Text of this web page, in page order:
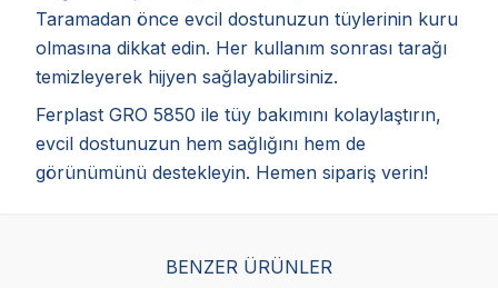
Taramadan önce evcil dostunuzun tüylerinin kuru
olmasına dikkat edin. Her kullanım sonrası tarağı
temizleyerek hijyen sağlayabilirsiniz.
Ferplast GRO 5850 ile tüy bakımını kolaylaştırın,
evcil dostunuzun hem sağlığını hem de
görünümünü destekleyin. Hemen sipariş verin!
BENZER ÜRÜNLER